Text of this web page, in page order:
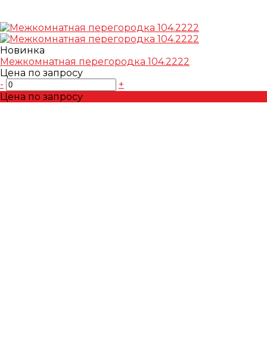
Новинка
Межкомнатная перегородка 104.2222
Цена по запросу
-
+
Цена по запросу